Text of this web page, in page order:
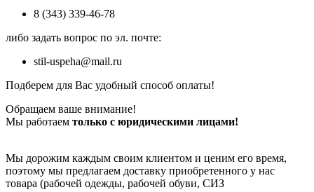
8 (343) 339-46-78
либо задать вопрос по эл. почте:
stil-uspeha@mail.ru
Подберем для Вас удобный способ оплаты!
Обращаем ваше внимание!
Мы работаем только с юридическими лицами!
Мы дорожим каждым своим клиентом и ценим его время,
поэтому мы предлагаем доставку приобретенного у нас
товара (рабочей одежды, рабочей обуви, СИЗ